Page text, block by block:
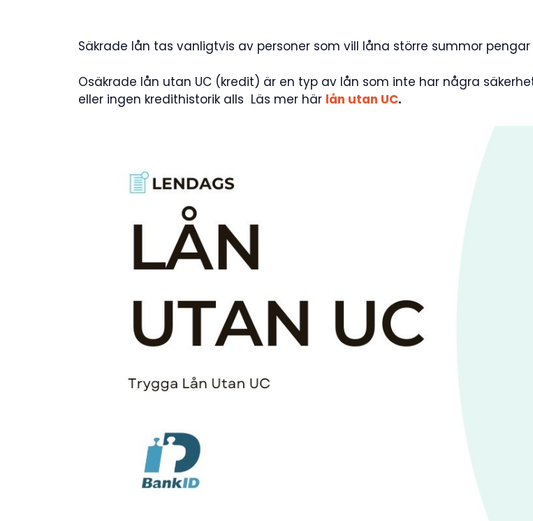
Säkrade lån tas vanligtvis av personer som vill låna större summor
Osäkrade lån utan UC (kredit) är en typ av lån som inte har några
eller ingen kredithistorik alls Läs mer här lån utan UC.